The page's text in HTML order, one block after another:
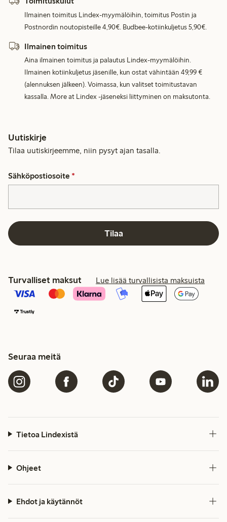
Ilmainen toimitus Lindex-myymälöihin, toimitus Postin ja
Postnordin noutopisteille 4,90€. Budbee-kotiinkuljetus 5,90€.
Ilmainen toimitus
Aina ilmainen toimitus ja palautus Lindex-myymälöihin.
Ilmainen kotiinkuljetus jäsenille, kun ostat vähintään 49,99 €
(alennuksen jälkeen). Voimassa, kun valitset toimitustavan
kassalla. More at Lindex -jäseneksi liittyminen on maksutonta.
Uutiskirje
Tilaa uutiskirjeemme, niin pysyt ajan tasalla.
Sähköpostiosoite *
Tilaa
Turvalliset maksut Lue lisää turvallisista maksuista
Seuraa meitä
Tietoa Lindexistä
Ohjeet
Ehdot ja käytännöt